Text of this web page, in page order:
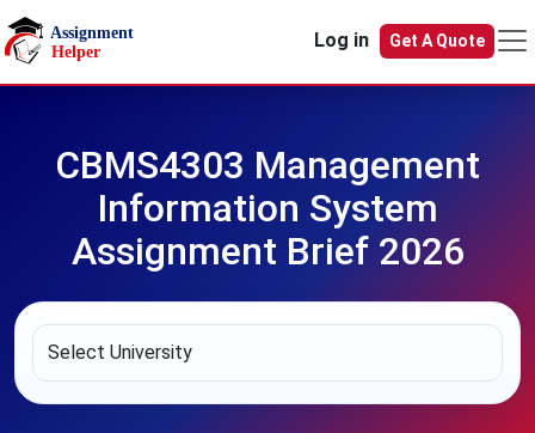
Skip to main content
Log in
Get A Quote
CBMS4303 Management
Information System
Assignment Brief 2026